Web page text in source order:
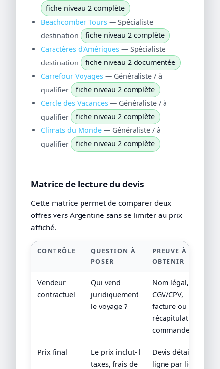
fiche niveau 2 complète
Beachcomber Tours— Spécialiste
destination
fiche niveau 2 complète
Caractères d'Amériques— Spécialiste
destination
fiche niveau 2 documentée
Carrefour Voyages— Généraliste / à
qualifier
fiche niveau 2 complète
Cercle des Vacances— Généraliste / à
qualifier
fiche niveau 2 complète
Climats du Monde— Généraliste / à
qualifier
fiche niveau 2 complète
Matrice de lecture du devis
Cette matrice permet de comparer deux
offres vers Argentine sans se limiter au prix
affiché.
CONTRÔLE
QUESTION À
POSER
PREUVE À
OBTENIR
Vendeur
contractuel
Qui vend
juridiquement
le voyage ?
Nom légal,
CGV/CPV,
facture ou
récapitulatif de
commande.
Prix final
Le prix inclut-il
taxes, frais de
Devis détaillé
ligne par ligne